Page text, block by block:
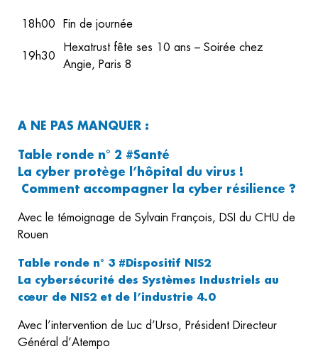
18h00 Fin de journée
19h30
Hexatrust fête ses 10 ans – Soirée chez
Angie, Paris 8
A NE PAS MANQUER :
Table ronde n° 2 #Santé
La cyber protège l’hôpital du virus !
Comment accompagner la cyber résilience ?
Avec le témoignage de Sylvain François, DSI du CHU de
Rouen
Table ronde n° 3 #Dispositif NIS2
La cybersécurité des Systèmes Industriels au
cœur de NIS2 et de l’industrie 4.0
Avec l’intervention de Luc d’Urso, Président Directeur
Général d’Atempo